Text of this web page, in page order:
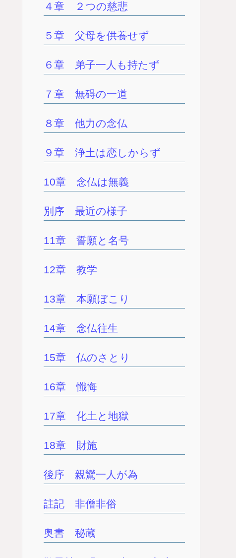
４章 ２つの慈悲
５章 父母を供養せず
６章 弟子一人も持たず
７章 無碍の一道
８章 他力の念仏
９章 浄土は恋しからず
10章 念仏は無義
別序 最近の様子
11章 誓願と名号
12章 教学
13章 本願ぼこり
14章 念仏往生
15章 仏のさとり
16章 懺悔
17章 化土と地獄
18章 財施
後序 親鸞一人が為
註記 非僧非俗
奥書 秘蔵